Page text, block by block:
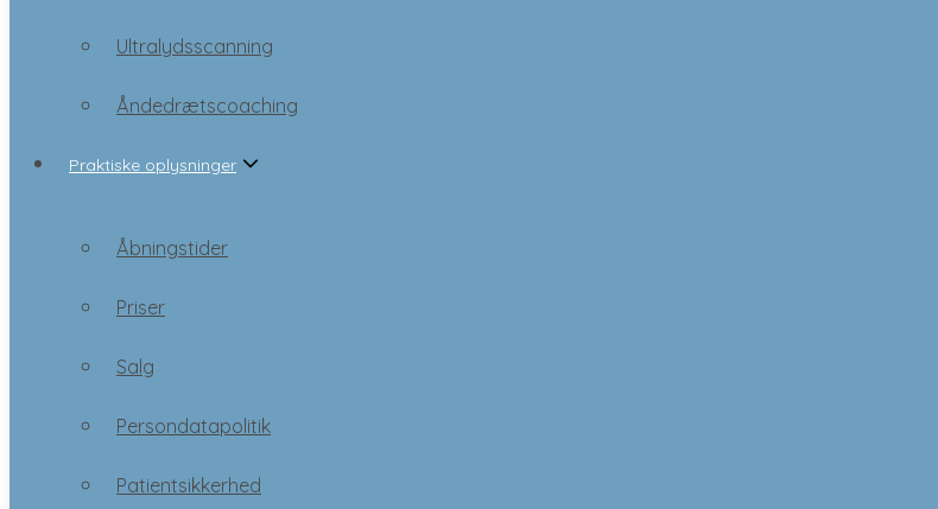
Åndedrætscoaching
Praktiske oplysninger
Åbningstider
Priser
Salg
Persondatapolitik
Patientsikkerhed
Akut fysioterapi
Ultralydsscanning
Åndedrætscoaching
Praktiske oplysninger
Åbningstider
Priser
Salg
Persondatapolitik
Patientsikkerhed